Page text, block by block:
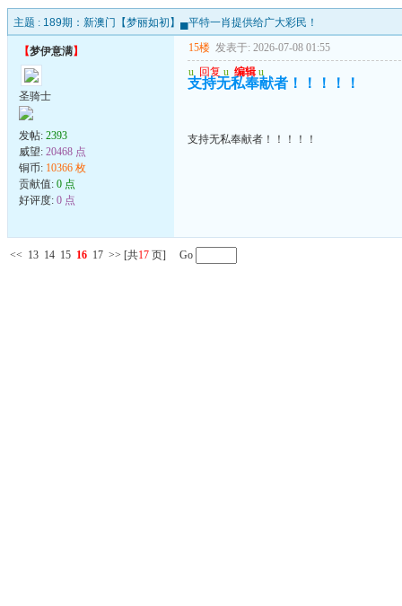
主题 : 189期：新澳门【梦丽如初】▄平特一肖提供给广大彩民！
【梦伊意满】
圣骑士
发帖: 2393
威望: 20468 点
铜币: 10366 枚
贡献值: 0 点
好评度: 0 点
15楼 发表于: 2026-07-08 01:55
u 回复 u 编辑 u
支持无私奉献者！！！！！
支持无私奉献者！！！！！
<< 13 14 15 16 17 >> [共17 页] Go